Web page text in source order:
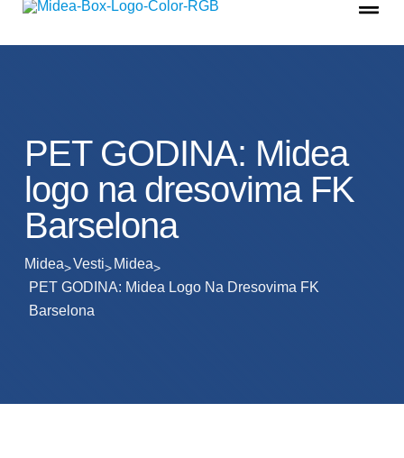
PET GODINA: Midea
logo na dresovima FK
Barselona
Midea Vesti
Midea
PET GODINA: Midea Logo Na Dresovima FK
Barselona